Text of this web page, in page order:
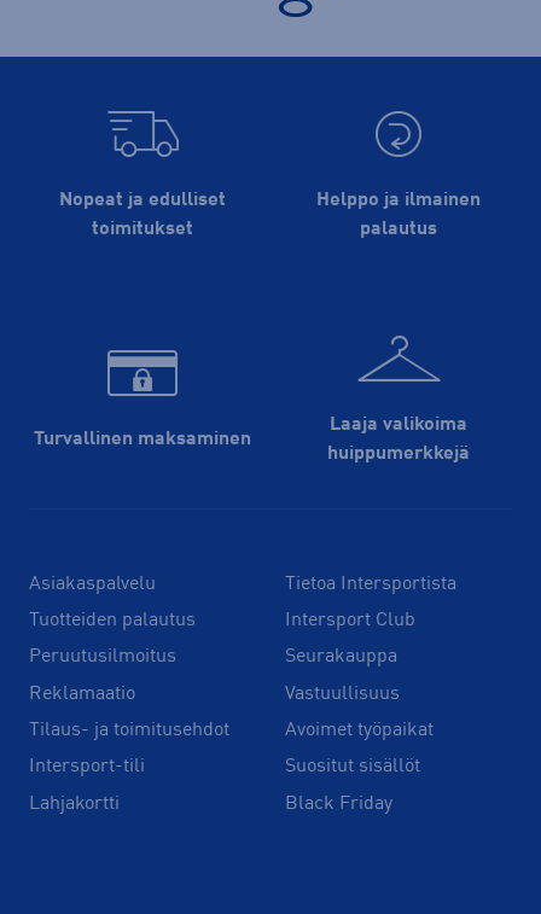
Nopeat ja edulliset
toimitukset
Helppo ja ilmainen
palautus
Turvallinen maksaminen
Laaja valikoima
huippu­merkkejä
Asiakaspalvelu
Tuotteiden palautus
Peruutusilmoitus
Reklamaatio
Tilaus- ja toimitusehdot
Intersport-tili
Lahjakortti
Tietoa Intersportista
Intersport Club
Seurakauppa
Vastuullisuus
Avoimet työpaikat
Suositut sisällöt
Black Friday